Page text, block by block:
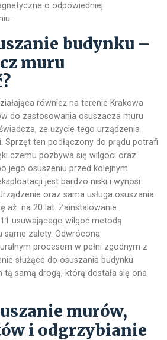
o odpowiedniej
budynku –
muru
również na terenie Krakowa
do zastosowania osuszacza muru
że użycie tego urządzenia
Sprzęt ten podłączony do prądu potrafi
czemu pozbywa się wilgoci oraz
jego osuszeniu przed kolejnym
jest bardzo niski i wynosi
oraz sama usługa osuszania
aż na 20 lat. Zainstalowanie
usuwającego wilgoć metodą
same zalety. Odwrócona
procesem w pełni zgodnym z
służące do osuszania budynku
tą samą drogą, którą dostała się ona
murów,
i odgrzybianie